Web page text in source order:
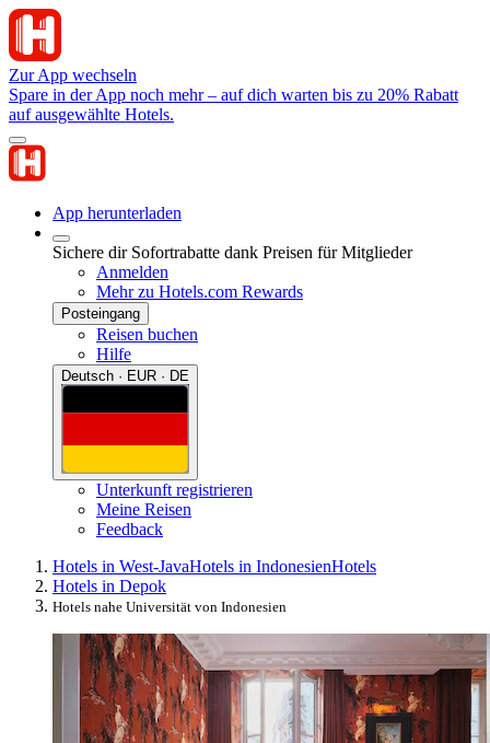
Zur App wechseln
Spare in der App noch mehr – auf dich warten bis zu 20% Rabatt
auf ausgewählte Hotels.
App herunterladen
Sichere dir Sofortrabatte dank Preisen für Mitglieder
Anmelden
Mehr zu Hotels.com Rewards
Posteingang
Reisen buchen
Hilfe
Deutsch · EUR · DE
Unterkunft registrieren
Meine Reisen
Feedback
Hotels in West-JavaHotels in IndonesienHotels
Hotels in Depok
Hotels nahe Universität von Indonesien